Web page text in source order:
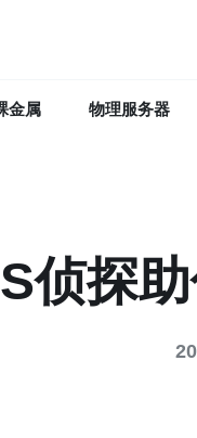
金属 物理服务器
侦探